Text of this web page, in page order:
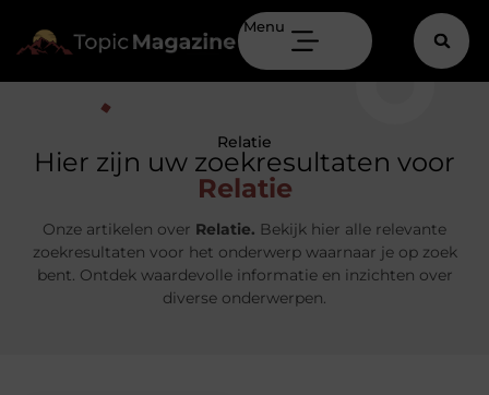
Menu
Relatie
Hier zijn uw zoekresultaten voor
Relatie
Onze artikelen over Relatie. Bekijk hier alle relevante
zoekresultaten voor het onderwerp waarnaar je op zoek
bent. Ontdek waardevolle informatie en inzichten over
diverse onderwerpen.